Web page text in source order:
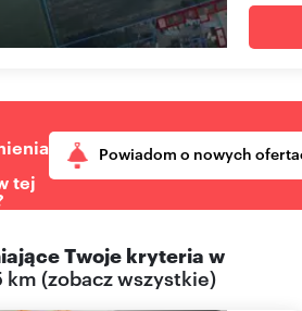
tej
Powiadom o nowych
Twoje kryteria w
km(zobacz wszystkie)